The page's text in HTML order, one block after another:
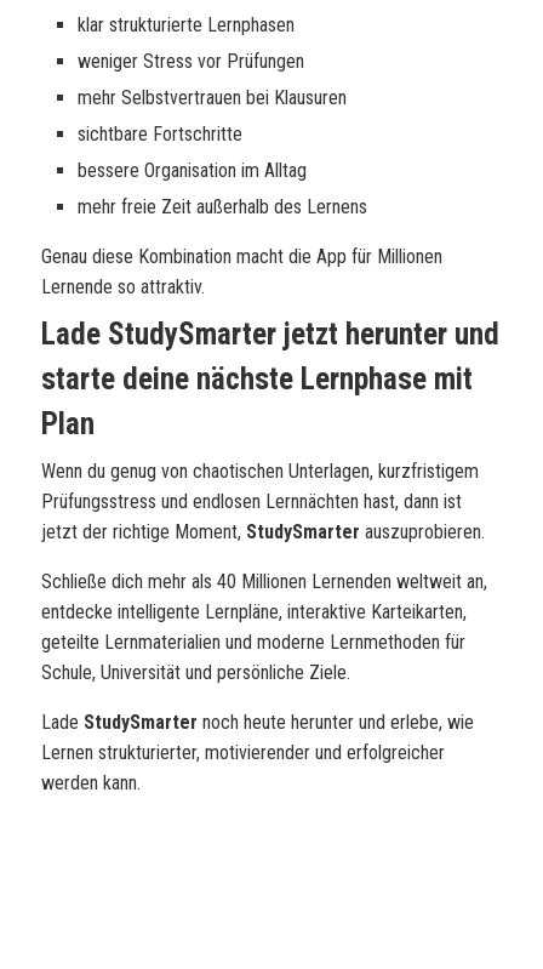
klar strukturierte Lernphasen
weniger Stress vor Prüfungen
mehr Selbstvertrauen bei Klausuren
sichtbare Fortschritte
bessere Organisation im Alltag
mehr freie Zeit außerhalb des Lernens
Genau diese Kombination macht die App für Millionen
Lernende so attraktiv.
Lade StudySmarter jetzt herunter und
starte deine nächste Lernphase mit
Plan
Wenn du genug von chaotischen Unterlagen, kurzfristigem
Prüfungsstress und endlosen Lernnächten hast, dann ist
jetzt der richtige Moment, StudySmarter auszuprobieren.
Schließe dich mehr als 40 Millionen Lernenden weltweit an,
entdecke intelligente Lernpläne, interaktive Karteikarten,
geteilte Lernmaterialien und moderne Lernmethoden für
Schule, Universität und persönliche Ziele.
Lade StudySmarter noch heute herunter und erlebe, wie
Lernen strukturierter, motivierender und erfolgreicher
werden kann.